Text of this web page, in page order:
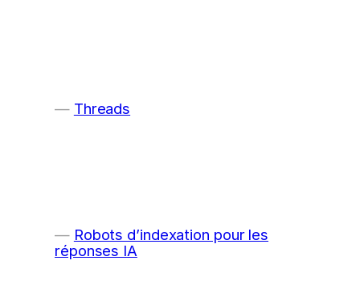
Threads
Robots d’indexation pour les
réponses IA